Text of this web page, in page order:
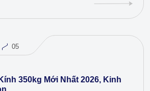
05
350kg Mới Nhất 2026, Kinh